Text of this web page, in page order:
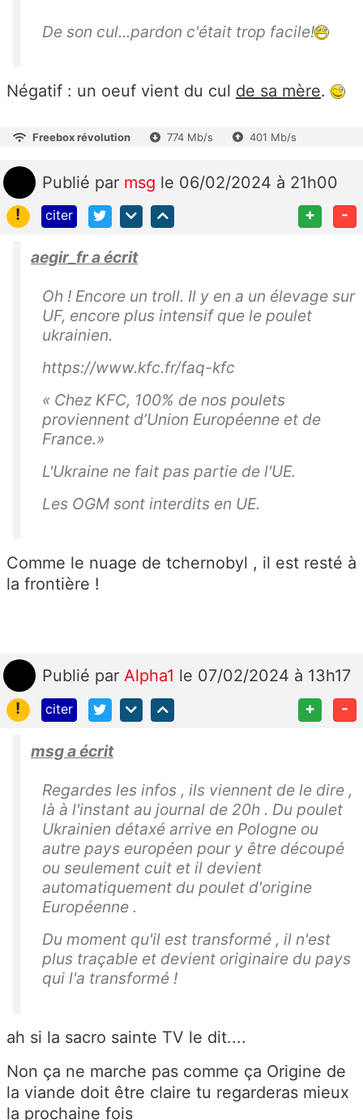
De son cul...pardon c'était trop facile!
Négatif : un oeuf vient du cul de sa mère.
Freebox révolution 774 Mb/s 401 Mb/s
Publié par msg le 06/02/2024 à 21h00
!
citer + -
aegir_fr a écrit
Oh ! Encore un troll. Il y en a un élevage sur
UF, encore plus intensif que le poulet
ukrainien.
https://www.kfc.fr/faq-kfc
« Chez KFC, 100% de nos poulets
proviennent d’Union Européenne et de
France.»
L'Ukraine ne fait pas partie de l'UE.
Les OGM sont interdits en UE.
Comme le nuage de tchernobyl , il est resté à
la frontière !
Publié par Alpha1 le 07/02/2024 à 13h17
!
citer + -
msg a écrit
Regardes les infos , ils viennent de le dire ,
là à l'instant au journal de 20h . Du poulet
Ukrainien détaxé arrive en Pologne ou
autre pays européen pour y être découpé
ou seulement cuit et il devient
automatiquement du poulet d'origine
Européenne .
Du moment qu'il est transformé , il n'est
plus traçable et devient originaire du pays
qui l'a transformé !
ah si la sacro sainte TV le dit....
Non ça ne marche pas comme ça Origine de
la viande doit être claire tu regarderas mieux
la prochaine fois